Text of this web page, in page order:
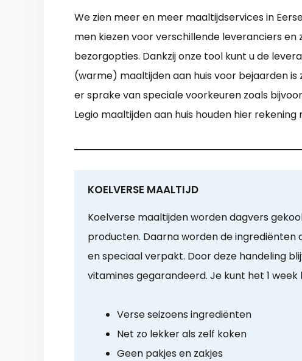
We zien meer en meer maaltijdservices in
men kiezen voor verschillende leveranciers
bezorgopties. Dankzij onze tool kunt u de
(warme) maaltijden aan huis voor bejaarden
er sprake van speciale voorkeuren zoals
Legio maaltijden aan huis houden hier rekening
KOELVERSE MAALTIJD
Koelverse maaltijden worden dagvers
producten. Daarna worden de ingrediënten
en speciaal verpakt. Door deze handeling
vitamines gegarandeerd. Je kunt het 1 week
Verse seizoens ingrediënten
Net zo lekker als zelf koken
Geen pakjes en zakjes